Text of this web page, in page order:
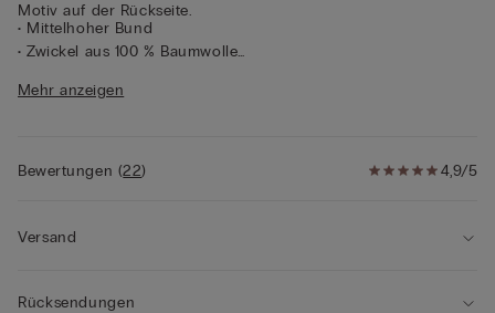
Motiv auf der Rückseite.
• Mittelhoher Bund
• Zwickel aus 100 % Baumwolle
• Das Model ist 1,75 m groß und trägt Größe 2 / S
Mehr anzeigen
4,9/5
Bewertungen (22)
Versand
Rücksendungen